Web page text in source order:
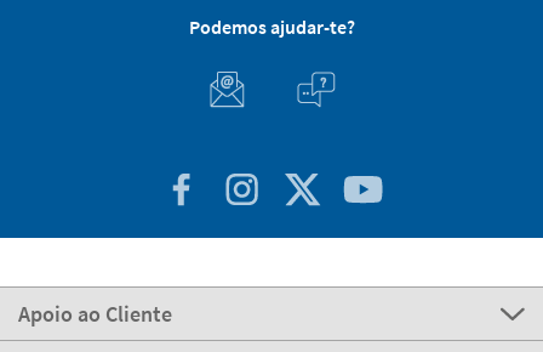
Podemos ajudar-te?
Apoio ao Cliente